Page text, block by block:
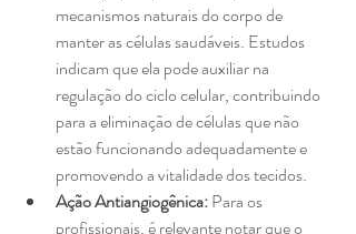
mecanismos naturais do corpo de
manter as células saudáveis. Estudos
indicam que ela pode auxiliar na
regulação do ciclo celular, contribuindo
para a eliminação de células que não
estão funcionando adequadamente e
promovendo a vitalidade dos tecidos.
Ação Antiangiogênica: Para os
profissionais, é relevante notar que o